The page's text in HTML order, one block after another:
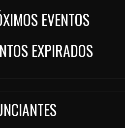
EVENTOS
EXPIRADOS